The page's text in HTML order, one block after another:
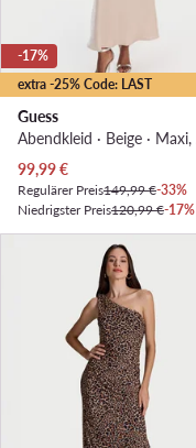
extra -25% Code: LAST
-17%
Guess
Aktueller Preis
99,99€
Regulärer Preis149,99 €-33%
Niedrigster Preis120,99 €-17%